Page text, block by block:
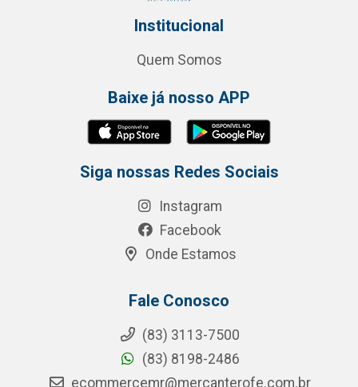
Institucional
Quem Somos
Baixe já nosso APP
Siga nossas Redes Sociais
Instagram
Facebook
Onde Estamos
Fale Conosco
(83) 3113-7500
(83) 8198-2486
ecommercemr@mercanterofe.com.br